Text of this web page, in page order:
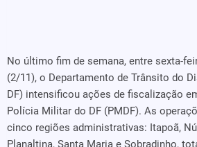
No último fim de semana, entre sexta-
(2/11), o Departamento de Trânsito do
DF) intensificou ações de fiscalização
Polícia Militar do DF (PMDF). As
cinco regiões administrativas: Itapoã,
Planaltina, Santa Maria e Sobradinho,